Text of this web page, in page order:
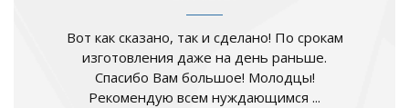
Вот как сказано, так и сделано! По срокам
изготовления даже на день раньше.
Спасибо Вам большое! Молодцы!
Рекомендую всем нуждающимся ...